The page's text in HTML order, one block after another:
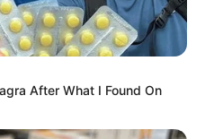
Now She's Turning
To A Whole New
After What I Found On